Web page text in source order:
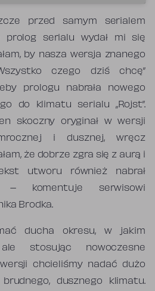
przed samym serialem
prolog serialu wydał mi się
by nasza wersja znanego
czego dziś chcę”
prologu nabrała nowego
do klimatu serialu „Rojst”.
skoczny oryginał w wersji
i dusznej, wręcz
że dobrze zgra się z aurą i
utworu również nabrał
– komentuje serwisowi
Brodka.
ducha okresu, w jakim
ale stosując nowoczesne
chcieliśmy nadać dużo
dusznego klimatu.